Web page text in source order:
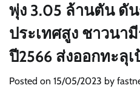
พุ่ง 3.05 ล้านตัน ดั
ประเทศสูง ชาวนา
ปี2566 ส่งออกทะลุ
Posted on 15/05/2023 by